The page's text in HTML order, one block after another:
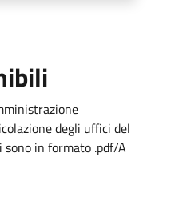
degli uffici del
in formato .pdf/A